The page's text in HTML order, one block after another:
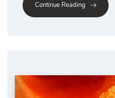
Continue Reading